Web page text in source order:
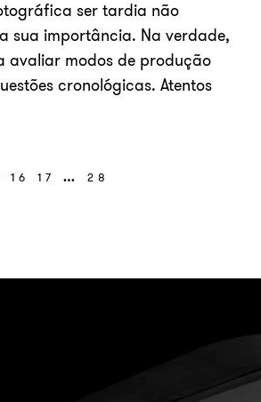
ser tardia não
sua importância. Na verdade,
avaliar modos de produção
cronológicas. Atentos
16 17 … 28